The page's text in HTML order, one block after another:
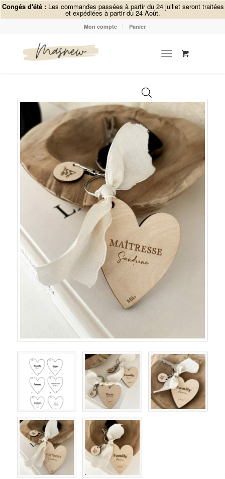
Congés d'été :Les commandes passées à partir du 24 juillet seront traitées
et expédiées à partir du 24 Août.
Mon compte Panier